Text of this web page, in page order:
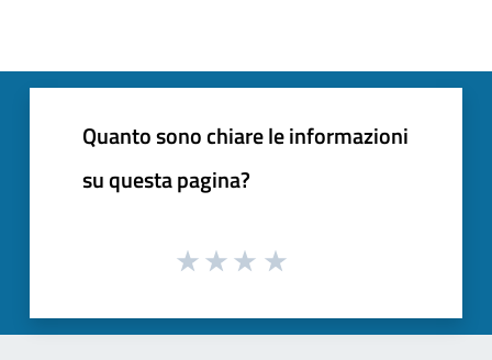
Quanto sono chiare le informazioni
su questa pagina?